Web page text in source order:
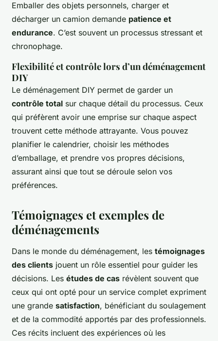
Emballer des objets personnels, charger et
décharger un camion demande patience et
endurance. C’est souvent un processus stressant et
chronophage.
Flexibilité et contrôle lors d’un déménagement
DIY
Le déménagement DIY permet de garder un
contrôle total sur chaque détail du processus. Ceux
qui préfèrent avoir une emprise sur chaque aspect
trouvent cette méthode attrayante. Vous pouvez
planifier le calendrier, choisir les méthodes
d’emballage, et prendre vos propres décisions,
assurant ainsi que tout se déroule selon vos
préférences.
Témoignages et exemples de
déménagements
Dans le monde du déménagement, les témoignages
des clients jouent un rôle essentiel pour guider les
décisions. Les études de cas révèlent souvent que
ceux qui ont opté pour un service complet expriment
une grande satisfaction, bénéficiant du soulagement
et de la commodité apportés par des professionnels.
Ces récits incluent des expériences où les